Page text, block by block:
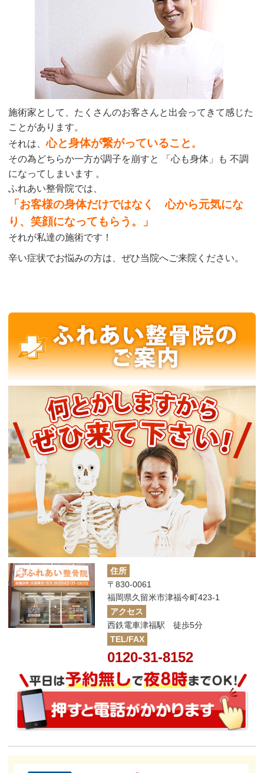
施術家として、たくさんのお客さんと出会ってきて感じた
ことがあります。
それは、心と身体が繋がっていること 。
その為どちらか一方が調子を崩すと 「心も身体」も 不調
になってしまいます 。
ふれあい整骨院では、
「お客様の身体だけではなく 心から元気にな
り、笑顔になってもらう。」
それが私達の施術です！
辛い症状でお悩みの方は、ぜひ当院へご来院ください。
住所
〒830-0061
福岡県久留米市津福今町423-1
アクセス
西鉄電車津福駅 徒歩5分
TEL/FAX
0120-31-8152